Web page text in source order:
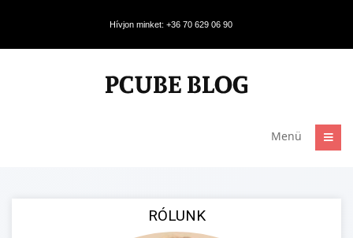
Hívjon minket: +36 70 629 06 90
Menü
RÓLUNK